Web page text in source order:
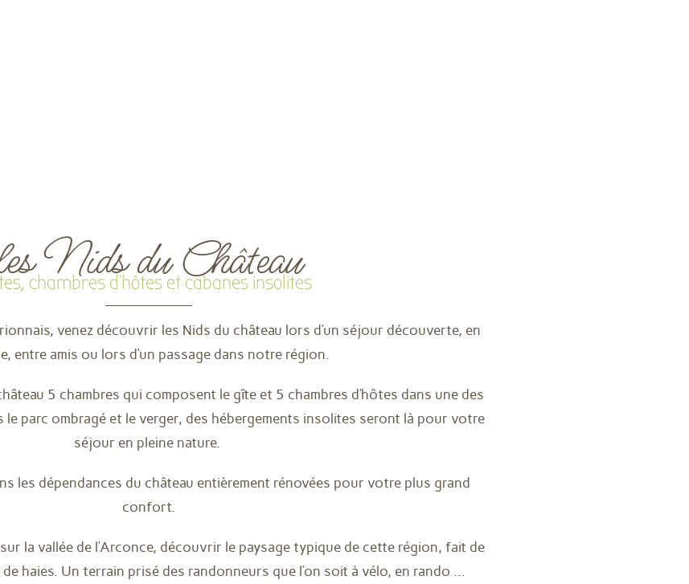
Nids du Château
chambres d'hôtes et cabanes insolites
venez découvrir les Nids du château lors d’un séjour découverte, en
entre amis ou lors d’un passage dans notre région.
5 chambres qui composent le gîte et 5 chambres d’hôtes dans une des
le parc ombragé et le verger, des hébergements insolites seront là pour votre
séjour en pleine nature.
les dépendances du château entièrement rénovées pour votre plus grand
confort.
la vallée de l’Arconce, découvrir le paysage typique de cette région, fait de
haies. Un terrain prisé des randonneurs que l’on soit à vélo, en rando …